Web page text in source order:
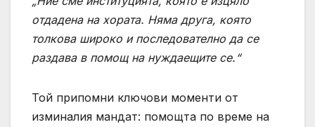
отдадена на хората. Няма друга, която
толкова широко и последователно да се
раздава в помощ на нуждаещите се.“
Той припомни ключови моменти от
изминалия мандат: помощта по време на